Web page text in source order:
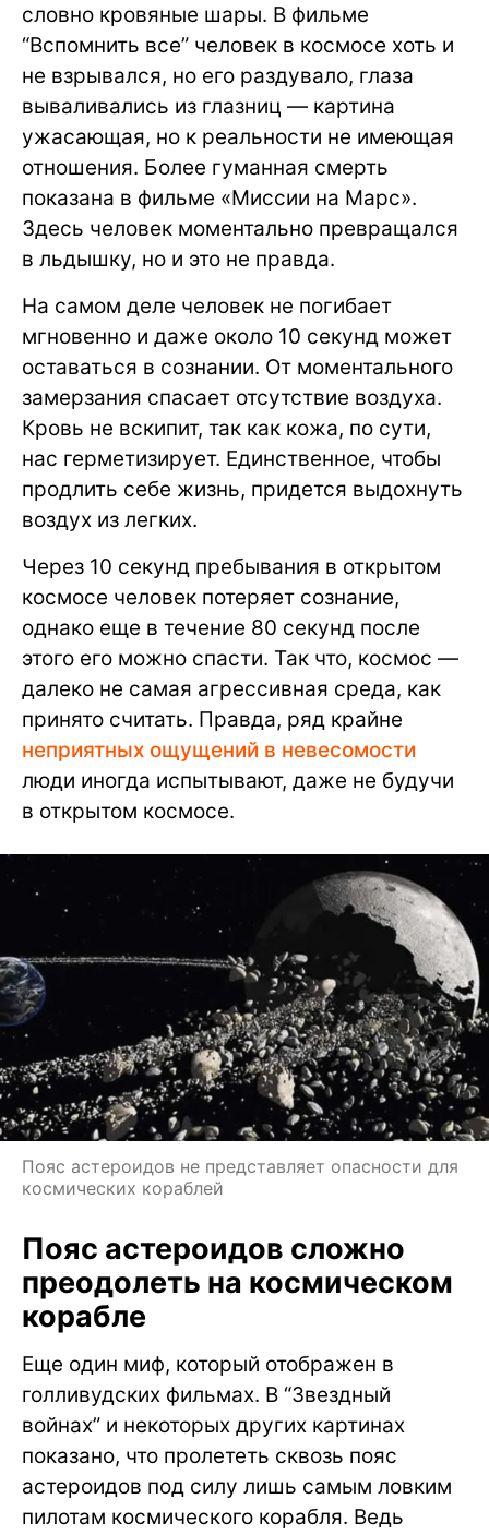
словно кровяные шары. В фильме
“Вспомнить все” человек в космосе хоть и
не взрывался, но его раздувало, глаза
вываливались из глазниц — картина
ужасающая, но к реальности не имеющая
отношения. Более гуманная смерть
показана в фильме «Миссии на Марс».
Здесь человек моментально превращался
в льдышку, но и это не правда.
На самом деле человек не погибает
мгновенно и даже около 10 секунд может
оставаться в сознании. От моментального
замерзания спасает отсутствие воздуха.
Кровь не вскипит, так как кожа, по сути,
нас герметизирует. Единственное, чтобы
продлить себе жизнь, придется выдохнуть
воздух из легких.
Через 10 секунд пребывания в открытом
космосе человек потеряет сознание,
однако еще в течение 80 секунд после
этого его можно спасти. Так что, космос —
далеко не самая агрессивная среда, как
принято считать. Правда, ряд крайне
неприятных ощущений в невесомости
люди иногда испытывают, даже не будучи
в открытом космосе.
Пояс астероидов не представляет опасности для
космических кораблей
Пояс астероидов сложно
преодолеть на космическом
корабле
Еще один миф, который отображен в
голливудских фильмах. В “Звездный
войнах” и некоторых других картинах
показано, что пролететь сквозь пояс
астероидов под силу лишь самым ловким
пилотам космического корабля. Ведь